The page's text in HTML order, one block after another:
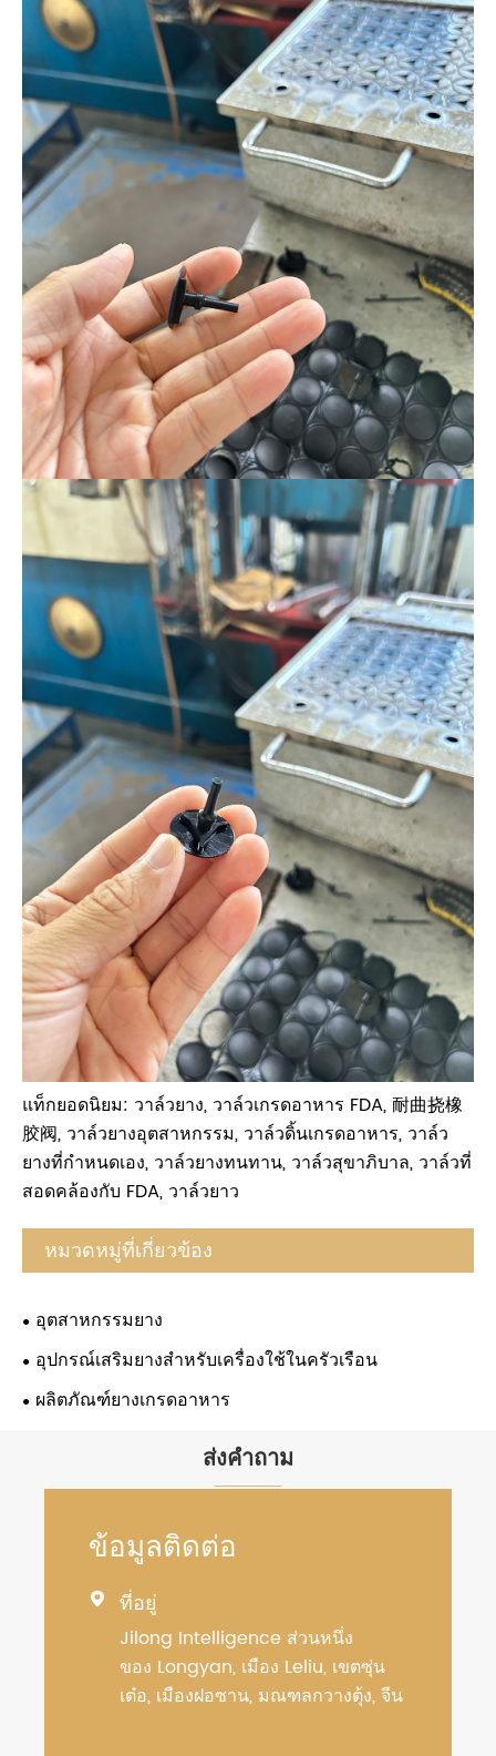
แท็กยอดนิยม: วาล์วยาง, วาล์วเกรดอาหาร FDA, 耐曲挠橡
胶阀, วาล์วยางอุตสาหกรรม, วาล์วดิ้นเกรดอาหาร, วาล์ว
ยางที่กำหนดเอง, วาล์วยางทนทาน, วาล์วสุขาภิบาล, วาล์วที่
สอดคล้องกับ FDA, วาล์วยาว
หมวดหมู่ที่เกี่ยวข้อง
อุตสาหกรรมยาง
อุปกรณ์เสริมยางสำหรับเครื่องใช้ในครัวเรือน
ผลิตภัณฑ์ยางเกรดอาหาร
ส่งคำถาม
ข้อมูลติดต่อ
 ที่อยู่
Jilong Intelligence ส่วนหนึ่ง
ของ Longyan, เมือง Leliu, เขตซุ่น
เต๋อ, เมืองฝอซาน, มณฑลกวางตุ้ง, จีน